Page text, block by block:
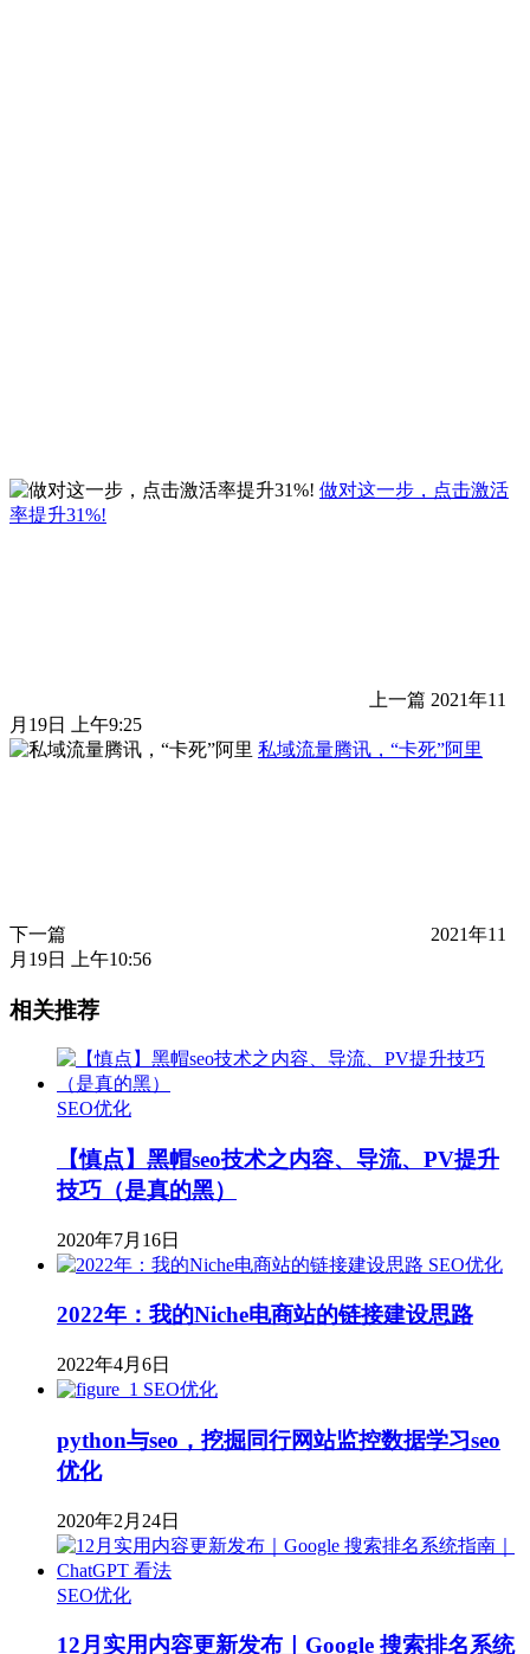
做对这一步，点击激活
率提升31%!
上一篇 2021年11
月19日 上午9:25
私域流量腾讯，“卡死”阿里
下一篇
2021年11
月19日 上午10:56
相关推荐
SEO优化
【慎点】黑帽seo技术之内容、导流、PV提升
技巧（是真的黑）
2020年7月16日
SEO优化
2022年：我的Niche电商站的链接建设思路
2022年4月6日
SEO优化
python与seo，挖掘同行网站监控数据学习seo
优化
2020年2月24日
SEO优化
12月实用内容更新发布｜Google 搜索排名系统